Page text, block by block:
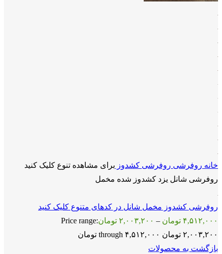
خانه روفرشی روفرشی کشدوز برای مشاهده تنوع کلیک کنید
روفرشی شانل یزد کشدوز شده مخمل
روفرشی کشدوز مخمل شانل در کدهای متنوع کلیک کنید
۴,۵۱۲,۰۰۰ تومان – ۲,۰۰۳,۲۰۰ تومانPrice range:
۲,۰۰۳,۲۰۰ تومان through ۴,۵۱۲,۰۰۰ تومان
بازگشت به محصولات